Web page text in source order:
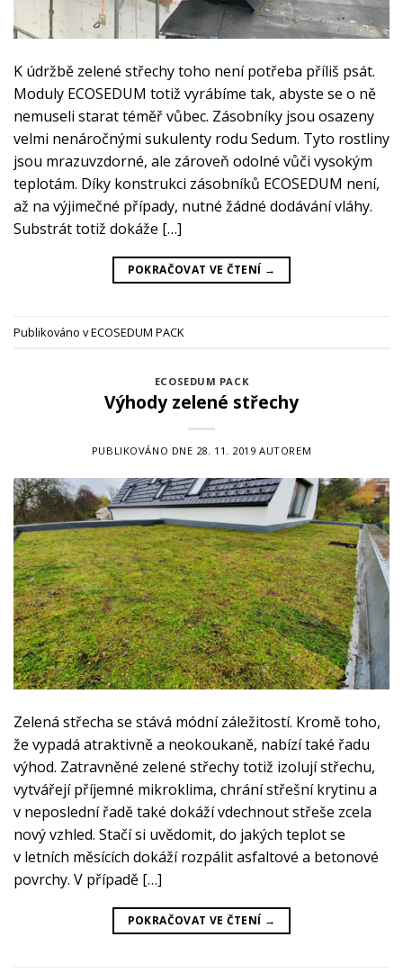
K údržbě zelené střechy toho není potřeba příliš psát.
Moduly ECOSEDUM totiž vyrábíme tak, abyste se o ně
nemuseli starat téměř vůbec. Zásobníky jsou osazeny
velmi nenáročnými sukulenty rodu Sedum. Tyto rostliny
jsou mrazuvzdorné, ale zároveň odolné vůči vysokým
teplotám. Díky konstrukci zásobníků ECOSEDUM není,
až na výjimečné případy, nutné žádné dodávání vláhy.
Substrát totiž dokáže […]
POKRAČOVAT VE ČTENÍ →
Publikováno vECOSEDUM PACK
ECOSEDUM PACK
Výhody zelené střechy
PUBLIKOVÁNO DNE 28. 11. 2019 AUTOREM
Zelená střecha se stává módní záležitostí. Kromě toho,
že vypadá atraktivně a neokoukaně, nabízí také řadu
výhod. Zatravněné zelené střechy totiž izolují střechu,
vytvářejí příjemné mikroklima, chrání střešní krytinu a
v neposlední řadě také dokáží vdechnout střeše zcela
nový vzhled. Stačí si uvědomit, do jakých teplot se
v letních měsících dokáží rozpálit asfaltové a betonové
povrchy. V případě […]
POKRAČOVAT VE ČTENÍ →